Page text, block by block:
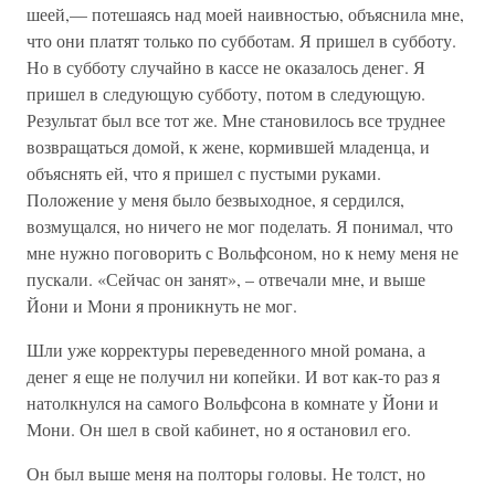
шеей,— потешаясь над моей наивностью, объяснила мне,
что они платят только по субботам. Я пришел в субботу.
Но в субботу случайно в кассе не оказалось денег. Я
пришел в следующую субботу, потом в следующую.
Результат был все тот же. Мне становилось все труднее
возвращаться домой, к жене, кормившей младенца, и
объяснять ей, что я пришел с пустыми руками.
Положение у меня было безвыходное, я сердился,
возмущался, но ничего не мог поделать. Я понимал, что
мне нужно поговорить с Вольфсоном, но к нему меня не
пускали. «Сейчас он занят», – отвечали мне, и выше
Йони и Мони я проникнуть не мог.
Шли уже корректуры переведенного мной романа, а
денег я еще не получил ни копейки. И вот как-то раз я
натолкнулся на самого Вольфсона в комнате у Йони и
Мони. Он шел в свой кабинет, но я остановил его.
Он был выше меня на полторы головы. Не толст, но